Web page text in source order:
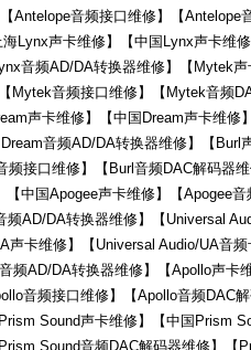
Antelope音频接口维修】【Antelope
Lynx声卡维修】【中国Lynx声卡维
音频AD/DA转换器维修】【Mytek
Mytek音频接口维修】【Mytek音频
声卡维修】【中国Dream声卡维
Dream音频AD/DA转换器维修】【
频接口维修】【Burl音频DAC解码器
中国Apogee声卡维修】【Apogee
频AD/DA转换器维修】【Universal
声卡维修】【Universal Audio/UA音
频AD/DA转换器维修】【Apollo声
音频接口维修】【Apollo音频DAC
Sound声卡维修】【中国Prism
Sound音频DAC解码器维修】